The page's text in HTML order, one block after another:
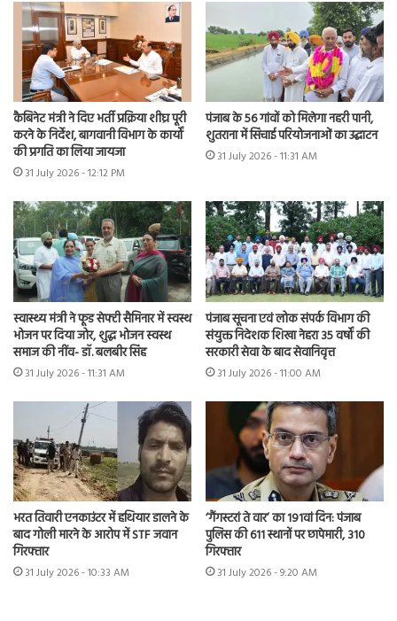
कैबिनेट मंत्री ने दिए भर्ती प्रक्रिया शीघ्र पूरी
करने के निर्देश, बागवानी विभाग के कार्यों
की प्रगति का लिया जायजा
31 July 2026 - 12:12 PM
पंजाब के 56 गांवों को मिलेगा नहरी पानी,
शुतराना में सिंचाई परियोजनाओं का उद्घाटन
31 July 2026 - 11:31 AM
स्वास्थ्य मंत्री ने फूड सेफ्टी सैमिनार में स्वस्थ
भोजन पर दिया जोर, शुद्ध भोजन स्वस्थ
समाज की नींव- डॉ. बलबीर सिंह
31 July 2026 - 11:31 AM
पंजाब सूचना एवं लोक संपर्क विभाग की
संयुक्त निदेशक शिखा नेहरा 35 वर्षों की
सरकारी सेवा के बाद सेवानिवृत्त
31 July 2026 - 11:00 AM
भरत तिवारी एनकाउंटर में हथियार डालने के
बाद गोली मारने के आरोप में STF जवान
गिरफ्तार
31 July 2026 - 10:33 AM
‘गैंगस्टरां ते वार’ का 191वां दिन: पंजाब
पुलिस की 611 स्थानों पर छापेमारी, 310
गिरफ्तार
31 July 2026 - 9:20 AM